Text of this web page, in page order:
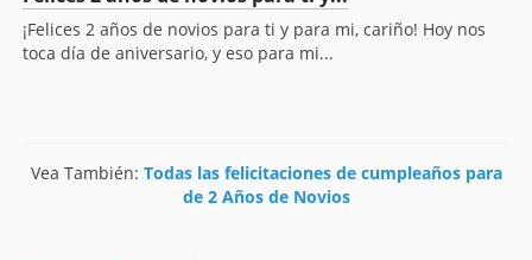
¡Felices 2 años de novios para ti y para mi, cariño! Hoy nos
toca día de aniversario, y eso para mi...
Vea También: Todas las felicitaciones de cumpleaños para
de 2 Años de Novios